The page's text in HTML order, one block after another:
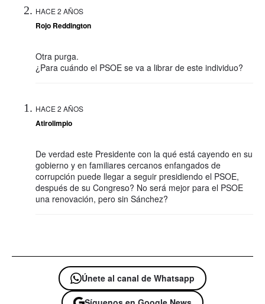
HACE 2 AÑOS
Rojo Reddington
Otra purga.
¿Para cuándo el PSOE se va a librar de este individuo?
HACE 2 AÑOS
Atirolimpio
De verdad este Presidente con la qué está cayendo en su
gobierno y en familiares cercanos enfangados de
corrupción puede llegar a seguir presidiendo el PSOE,
después de su Congreso? No será mejor para el PSOE
una renovación, pero sin Sánchez?
Únete al canal de Whatsapp